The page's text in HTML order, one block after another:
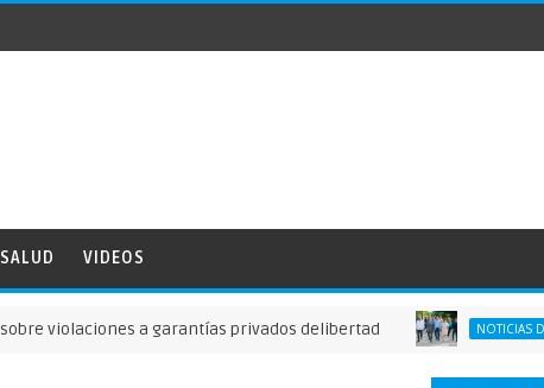
VIDEOS
a garantías privados delibertad NOTICIAS DE SAN JUAN